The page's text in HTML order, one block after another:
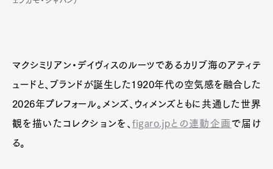
Pen Membership
Magazine
Official Columnist
About
Contact
マクシミリアン・デイヴィスのルーツであるカリブ海のアティテ
ュードと、ブランドが誕生した1920年代の空気感を融合した
2026年プレフォール。メンズ、ウィメンズともに共通した世界
観を描いたコレクションを、figaro.jpとの連動企画 で届け
る。